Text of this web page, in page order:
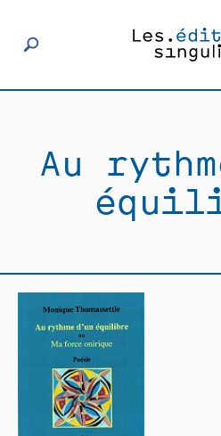
Éditeurs
Actualités
Rencontres
Au